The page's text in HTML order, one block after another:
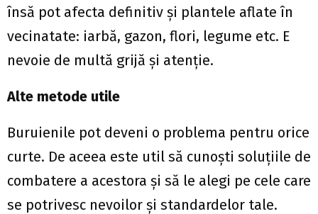
însă pot afecta definitiv și plantele aflate în
vecinatate: iarbă, gazon, flori, legume etc. E
nevoie de multă grijă și atenție.
Alte metode utile
Buruienile pot deveni o problema pentru orice
curte. De aceea este util să cunoști soluțiile de
combatere a acestora și să le alegi pe cele care
se potrivesc nevoilor și standardelor tale.